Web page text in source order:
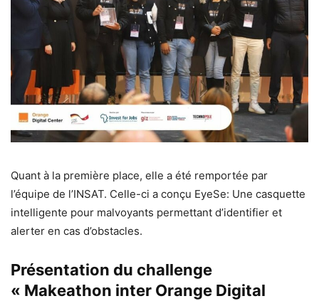
Quant à la première place, elle a été remportée par
l’équipe de l’INSAT. Celle-ci a conçu EyeSe: Une casquette
intelligente pour malvoyants permettant d’identifier et
alerter en cas d’obstacles.
Présentation du challenge
« Makeathon inter Orange Digital